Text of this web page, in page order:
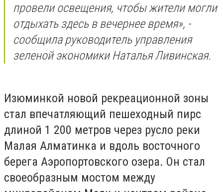
провели освещения, чтобы жители могли
отдыхать здесь в вечернее время», -
сообщила руководитель управления
зеленой экономики Наталья Ливинская.
Изюминкой новой рекреационной зоны
стал впечатляющий пешеходный пирс
длиной 1 200 метров через русло реки
Малая Алматинка и вдоль восточного
берега Аэропортовского озера. Он стал
своеобразным мостом между